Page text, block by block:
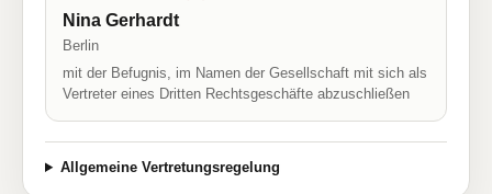
Nina Gerhardt
Berlin
mit der Befugnis, im Namen der Gesellschaft mit sich als
Vertreter eines Dritten Rechtsgeschäfte abzuschließen
Allgemeine Vertretungsregelung